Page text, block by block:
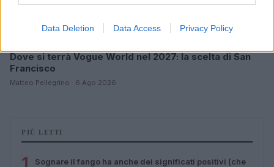
Data Deletion Data Access Privacy Policy
Dove si terrà Vogue World nel 2027: la scelta di San
Francisco
Matteo Pellegrino · 6 Ago 2026
PIÙ LETTI
Sognare il fango ha anche dei significati positivi (che